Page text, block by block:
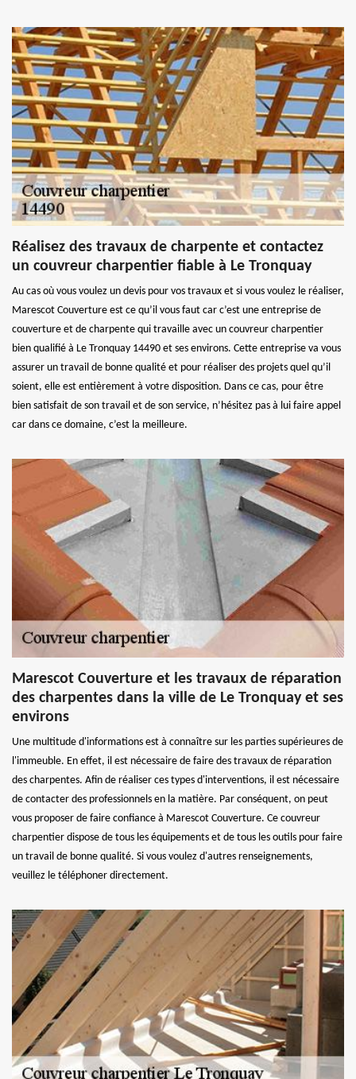
Réalisez des travaux de charpente et contactez
un couvreur charpentier fiable à Le Tronquay
Au cas où vous voulez un devis pour vos travaux et si vous voulez le réaliser,
Marescot Couverture est ce qu’il vous faut car c’est une entreprise de
couverture et de charpente qui travaille avec un couvreur charpentier
bien qualifié à Le Tronquay 14490 et ses environs. Cette entreprise va vous
assurer un travail de bonne qualité et pour réaliser des projets quel qu’il
soient, elle est entièrement à votre disposition. Dans ce cas, pour être
bien satisfait de son travail et de son service, n’hésitez pas à lui faire appel
car dans ce domaine, c’est la meilleure.
Marescot Couverture et les travaux de réparation
des charpentes dans la ville de Le Tronquay et ses
environs
Une multitude d'informations est à connaître sur les parties supérieures de
l'immeuble. En effet, il est nécessaire de faire des travaux de réparation
des charpentes. Afin de réaliser ces types d'interventions, il est nécessaire
de contacter des professionnels en la matière. Par conséquent, on peut
vous proposer de faire confiance à Marescot Couverture. Ce couvreur
charpentier dispose de tous les équipements et de tous les outils pour faire
un travail de bonne qualité. Si vous voulez d'autres renseignements,
veuillez le téléphoner directement.